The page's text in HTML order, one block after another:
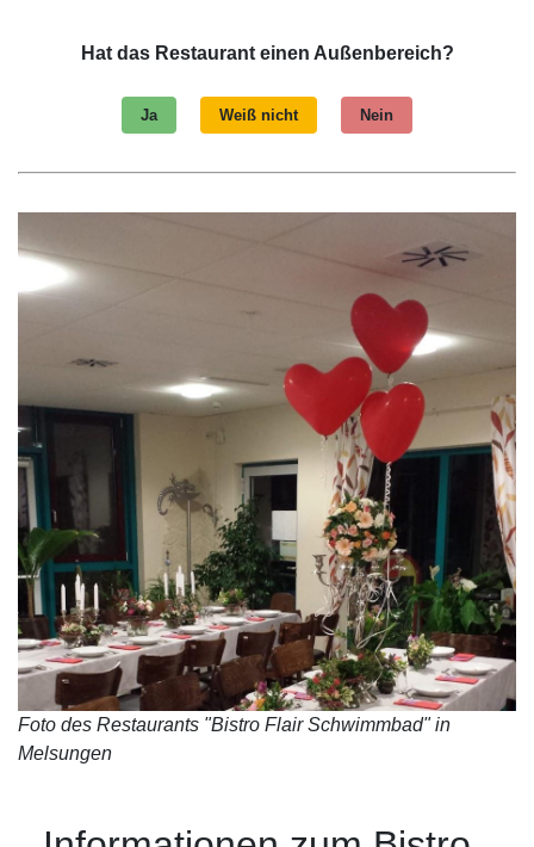
Hat das Restaurant einen Außenbereich?
Ja Weiß nicht Nein
Foto des Restaurants "Bistro Flair Schwimmbad" in
Melsungen